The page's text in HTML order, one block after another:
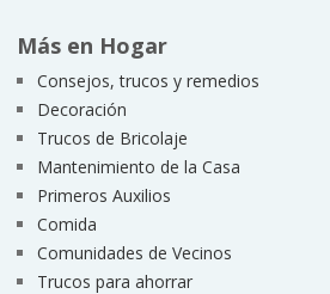
Más en Hogar
Consejos, trucos y remedios
Decoración
Trucos de Bricolaje
Mantenimiento de la Casa
Primeros Auxilios
Comida
Comunidades de Vecinos
Trucos para ahorrar